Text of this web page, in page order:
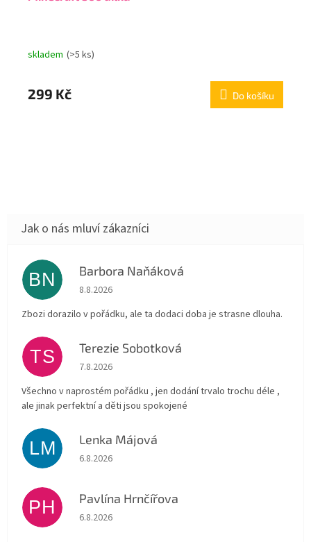
skladem (>5 ks)
299 Kč Do košíku
BN Barbora Naňáková
Hodnocení obchodu je 3 z 5 hvězdiček.
8.8.2026
Zbozi dorazilo v pořádku, ale ta dodaci doba je strasne dlouha.
TS Terezie Sobotková
Hodnocení obchodu je 5 z 5 hvězdiček.
7.8.2026
Všechno v naprostém pořádku , jen dodání trvalo trochu déle ,
ale jinak perfektní a děti jsou spokojené
LM Lenka Májová
Hodnocení obchodu je 5 z 5 hvězdiček.
6.8.2026
PH Pavlína Hrnčířova
Hodnocení obchodu je 5 z 5 hvězdiček.
6.8.2026